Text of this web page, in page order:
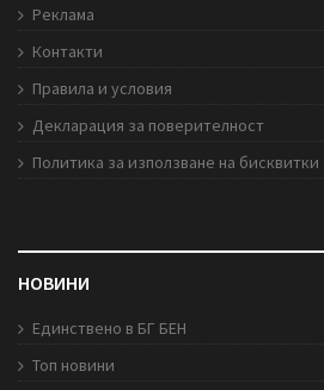
Реклама
Контакти
Правила и условия
Декларация за поверителност
Политика за използване на бисквитки
НОВИНИ
Единствено в БГ БЕН
Топ новини